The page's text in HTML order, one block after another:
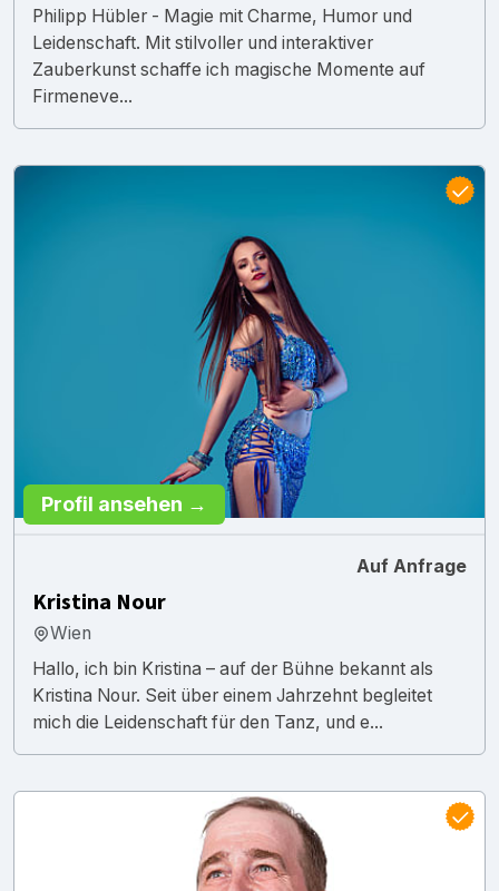
Philipp Hübler - Magie mit Charme, Humor und
Leidenschaft. Mit stilvoller und interaktiver
Zauberkunst schaffe ich magische Momente auf
Firmeneve...
Profil ansehen →
Auf Anfrage
Kristina Nour
Wien
Hallo, ich bin Kristina – auf der Bühne bekannt als
Kristina Nour. Seit über einem Jahrzehnt begleitet
mich die Leidenschaft für den Tanz, und e...